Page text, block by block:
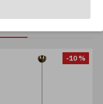
-10 %